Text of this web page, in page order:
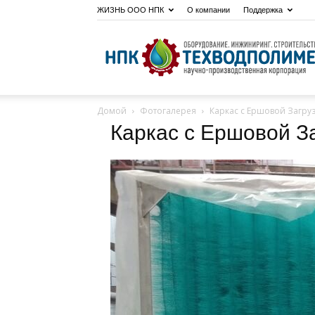
ЖИЗНЬ ООО НПК О компании Поддержка
Домой Фотогалерея Каркас с Ершовой
Каркас с Ершовой